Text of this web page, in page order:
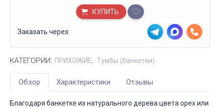
КУПИТЬ
Заказать через:
КАТЕГОРИИ: ПРИХОЖИЕ Тумбы (банкетки)
Обзор Характеристики Отзывы
Благодаря банкетке из натурального дерева цвета орех или